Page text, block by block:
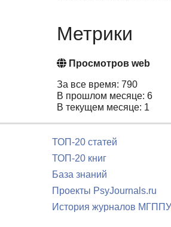
Метрики
Просмотров web
За все время: 790
В прошлом месяце: 6
В текущем месяце: 1
ТОП-20 статей
ТОП-20 книг
База знаний
Проекты PsyJournals.ru
История журналов МГППУ